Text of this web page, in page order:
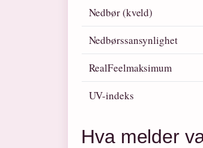
Nedbør (kveld)
Nedbørssansynlighet
RealFeelmaksimum
UV-indeks
Hva melder